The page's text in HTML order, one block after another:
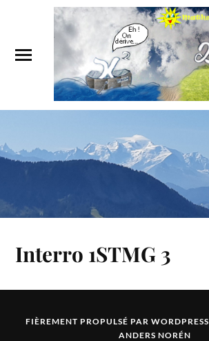
Interro 1STMG 3
FIÈREMENT PROPULSÉ PAR WORDPRESS
ANDERS NORÉN